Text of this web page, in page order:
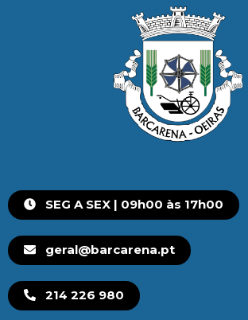
SEG A SEX | 09h00 às 17h00
geral@barcarena.pt
214 226 980